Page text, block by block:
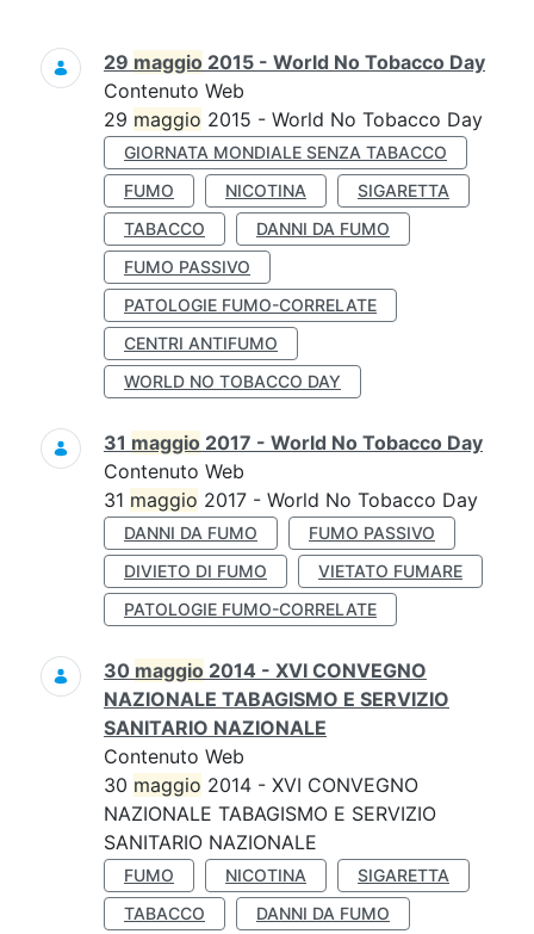
Ricerca
29 maggio 2015 - World No Tobacco Day
Contenuto Web
29 maggio 2015 - World No Tobacco Day
GIORNATA MONDIALE SENZA TABACCO
FUMO
NICOTINA
SIGARETTA
TABACCO
DANNI DA FUMO
FUMO PASSIVO
PATOLOGIE FUMO-CORRELATE
CENTRI ANTIFUMO
WORLD NO TOBACCO DAY
31 maggio 2017 - World No Tobacco Day
Contenuto Web
31 maggio 2017 - World No Tobacco Day
DANNI DA FUMO
FUMO PASSIVO
DIVIETO DI FUMO
VIETATO FUMARE
PATOLOGIE FUMO-CORRELATE
30 maggio 2014 - XVI CONVEGNO
NAZIONALE TABAGISMO E SERVIZIO
SANITARIO NAZIONALE
Contenuto Web
30 maggio 2014 - XVI CONVEGNO
NAZIONALE TABAGISMO E SERVIZIO
SANITARIO NAZIONALE
FUMO NICOTINA
SIGARETTA
TABACCO
DANNI DA FUMO